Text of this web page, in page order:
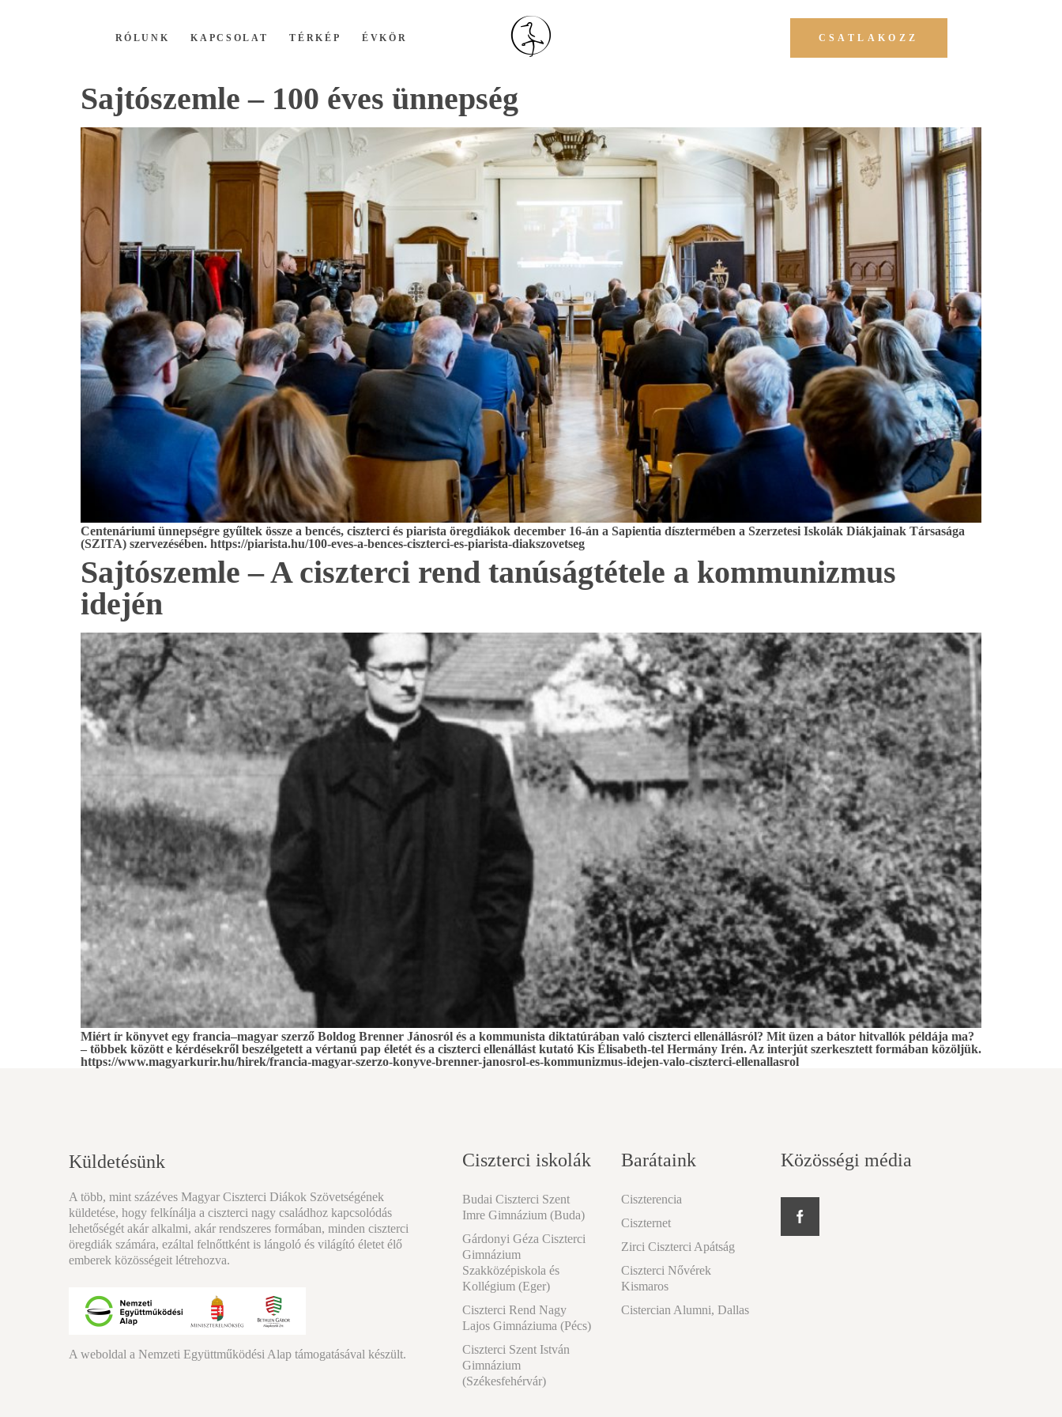
RÓLUNK KAPCSOLAT TÉRKÉP ÉVKÖR CSATLAKOZZ
Sajtószemle – 100 éves ünnepség
Centenáriumi ünnepségre gyűltek össze a bencés, ciszterci és piarista öregdiákok december 16-án a Sapientia dísztermében a Szerzetesi Iskolák Diákjainak Társasága
(SZITA) szervezésében. https://piarista.hu/100-eves-a-bences-ciszterci-es-piarista-diakszovetseg
Sajtószemle – A ciszterci rend tanúságtétele a kommunizmus
idején
Miért ír könyvet egy francia–magyar szerző Boldog Brenner Jánosról és a kommunista diktatúrában való ciszterci ellenállásról? Mit üzen a bátor hitvallók példája ma?
– többek között e kérdésekről beszélgetett a vértanú pap életét és a ciszterci ellenállást kutató Kis Élisabeth-tel Hermány Irén. Az interjút szerkesztett formában közöljük.
https://www.magyarkurir.hu/hirek/francia-magyar-szerzo-konyve-brenner-janosrol-es-kommunizmus-idejen-valo-ciszterci-ellenallasrol
Küldetésünk
A több, mint százéves Magyar Ciszterci Diákok Szövetségének
küldetése, hogy felkínálja a ciszterci nagy családhoz kapcsolódás
lehetőségét akár alkalmi, akár rendszeres formában, minden ciszterci
öregdiák számára, ezáltal felnőttként is lángoló és világító életet élő
emberek közösségeit létrehozva.
A weboldal a Nemzeti Együttműködési Alap támogatásával készült.
Ciszterci iskolák
Budai Ciszterci Szent
Imre Gimnázium (Buda)
Gárdonyi Géza Ciszterci
Gimnázium
Szakközépiskola és
Kollégium (Eger)
Ciszterci Rend Nagy
Lajos Gimnáziuma (Pécs)
Ciszterci Szent István
Gimnázium
(Székesfehérvár)
Barátaink
Ciszterencia
Ciszternet
Zirci Ciszterci Apátság
Ciszterci Nővérek
Kismaros
Cistercian Alumni, Dallas
Közösségi média